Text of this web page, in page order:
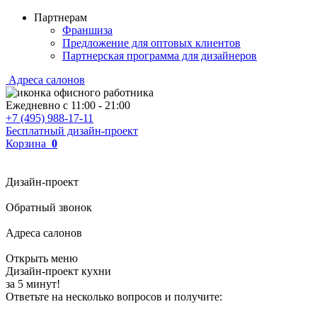
Партнерам
Франшиза
Предложение для оптовых клиентов
Партнерская программа для дизайнеров
Адреса салонов
Ежедневно с 11:00 - 21:00
+7 (495) 988-17-11
Бесплатный дизайн-проект
Корзина 0
Дизайн-проект
Обратный звонок
Адреса салонов
Открыть меню
Дизайн-проект кухни
за 5 минут!
Ответьте на несколько вопросов и получите: